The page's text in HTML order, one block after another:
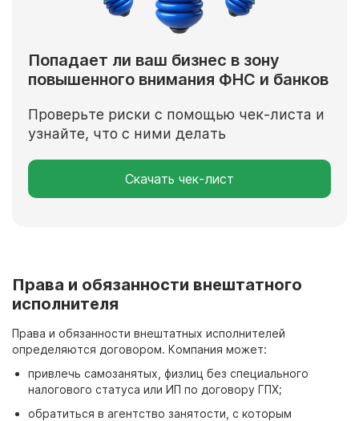
Попадает ли ваш бизнес в зону
повышенного внимания ФНС и банков
Проверьте риски с помощью чек-листа и
узнайте, что с ними делать
Скачать чек-лист
Права и обязанности внештатного
исполнителя
Права и обязанности внештатных исполнителей
определяются договором. Компания может:
привлечь самозанятых, физлиц без специального
налогового статуса или ИП по договору ГПХ;
обратиться в агентство занятости, с которым